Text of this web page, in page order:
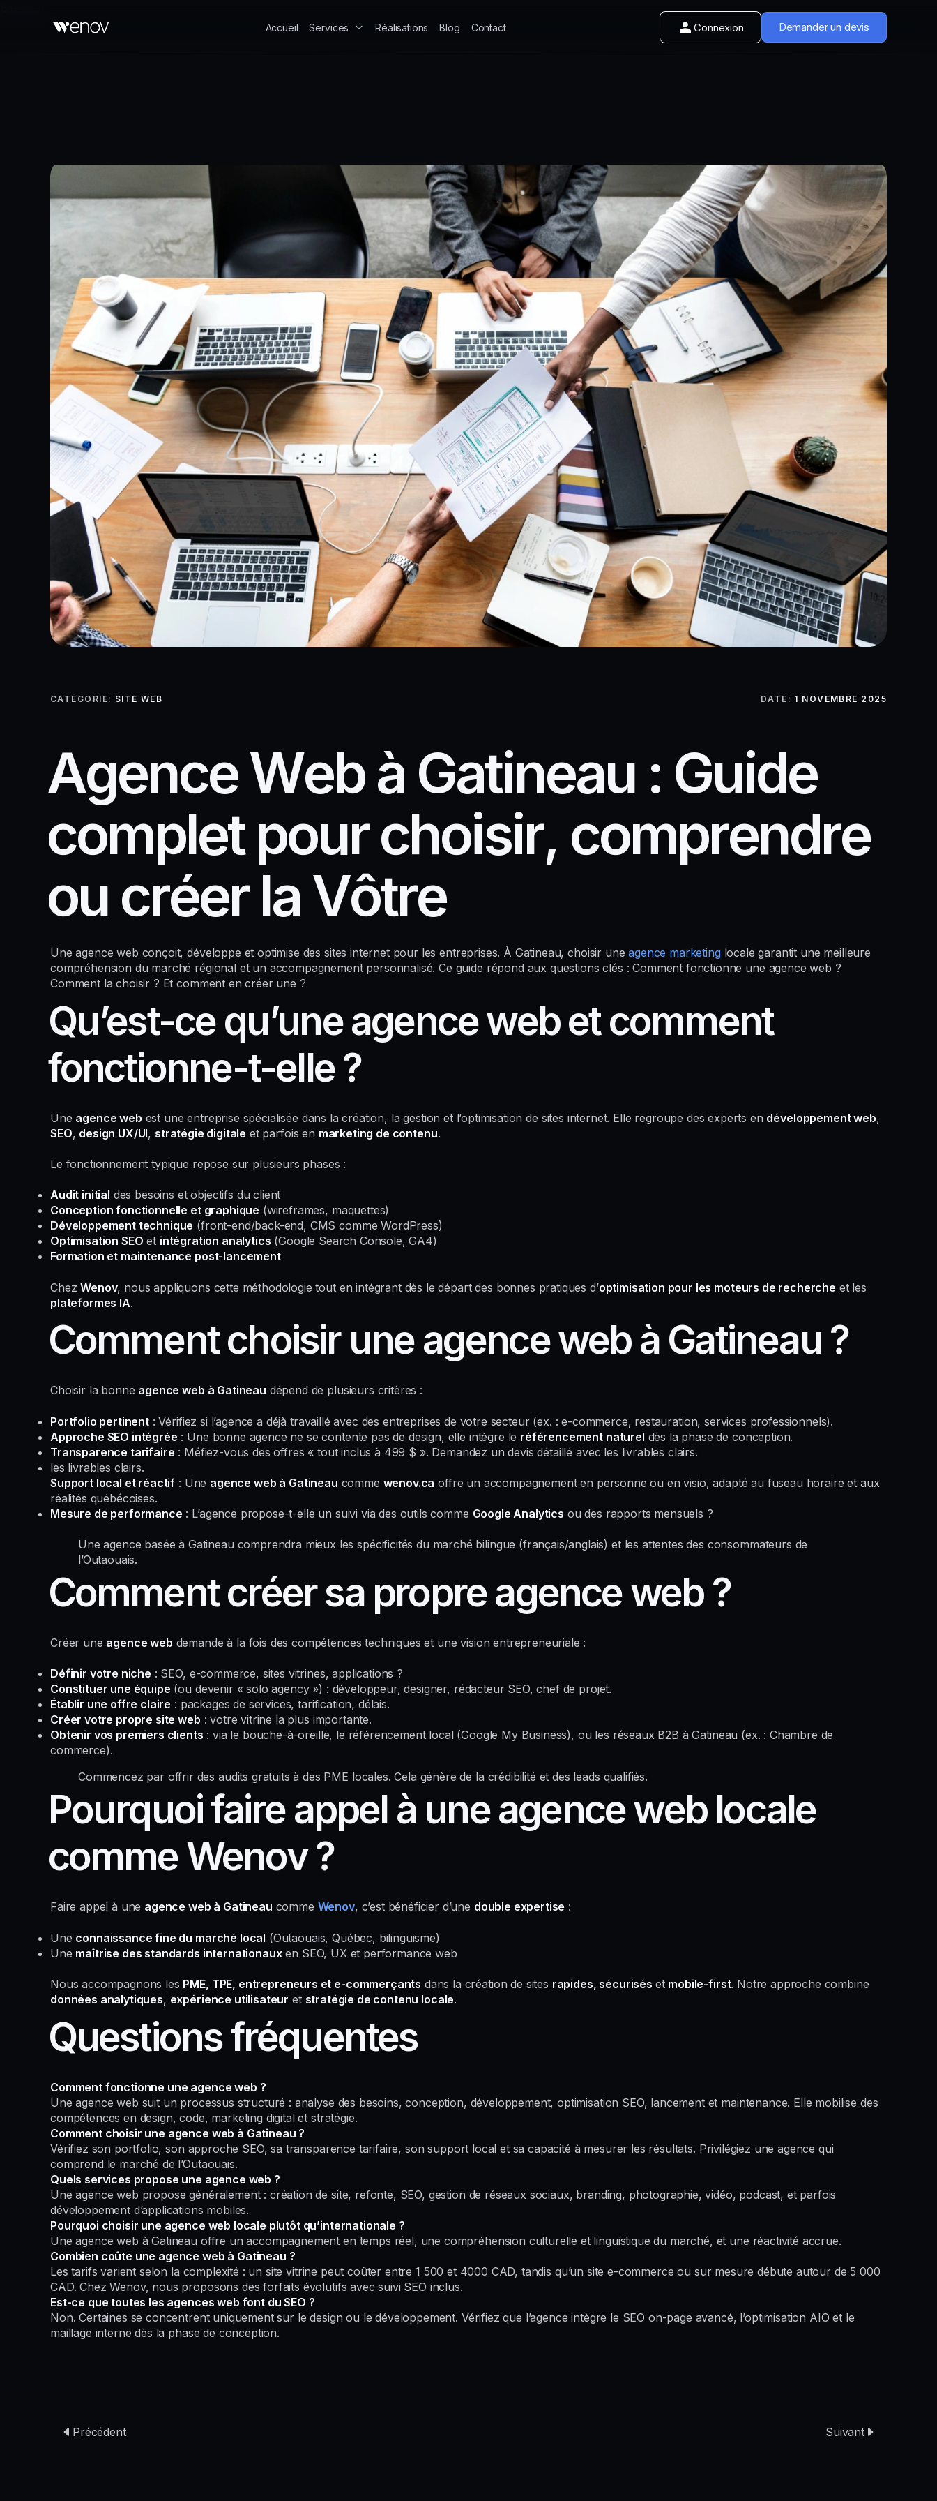
Accueil Services Réalisations Blog Contact Connexion Demander un devis
CATÉGORIE: SITE WEB DATE: 1 NOVEMBRE 2025
AgenceWebà Gatineau : Guide
complet pourchoisir, comprendre
ou créer laVôtre
Une agence web conçoit, développe et optimise des sites internet pour les entreprises. À Gatineau, choisir uneagence marketinglocale garantit une meilleure
compréhension du marché régional et un accompagnement personnalisé. Ce guide répond aux questions clés : Comment fonctionne une agence web ?
Comment la choisir ? Et comment en créer une ?
Qu’est-ce qu’une agence web et comment
fonctionne-t-elle ?
Une agence web est une entreprise spécialisée dans la création, la gestion et l’optimisation de sites internet. Elle regroupe des experts en développement web,
SEO, design UX/UI, stratégie digitale et parfois en marketing de contenu.
Le fonctionnement typique repose sur plusieurs phases :
Audit initial des besoins et objectifs du client
Conception fonctionnelle et graphique (wireframes, maquettes)
Développement technique (front-end/back-end, CMS comme WordPress)
Optimisation SEO et intégration analytics (Google Search Console, GA4)
Formation et maintenance post-lancement
ChezWenov, nous appliquons cette méthodologie tout en intégrant dès le départ des bonnes pratiques d’optimisation pour les moteurs de recherche et les
plateformes IA.
Comment choisir une agence web à Gatineau ?
Choisir la bonne agence web à Gatineau dépend de plusieurs critères :
Portfolio pertinent: Vérifiez si l’agence a déjà travaillé avec des entreprises de votre secteur (ex. : e-commerce, restauration, services professionnels).
Approche SEO intégrée : Une bonne agence ne se contente pas de design, elle intègre le référencement naturel dès la phase de conception.
Transparence tarifaire : Méfiez-vous des offres « tout inclus à 499 $ ». Demandez un devis détaillé avec les livrables clairs.
les livrables clairs.
Support local et réactif : Une agence web à Gatineau comme wenov.ca offre un accompagnement en personne ou en visio, adapté au fuseau horaire et aux
réalités québécoises.
Mesure de performance : L’agence propose-t-elle un suivi via des outils comme Google Analytics ou des rapports mensuels ?
Une agence basée à Gatineau comprendra mieux les spécificités du marché bilingue (français/anglais) et les attentes des consommateurs de
l’Outaouais.
Comment créer sa propre agence web ?
Créer une agence web demande à la fois des compétences techniques et une vision entrepreneuriale :
Définir votre niche : SEO, e-commerce, sites vitrines, applications ?
Constituer une équipe (ou devenir « solo agency ») : développeur, designer, rédacteur SEO, chef de projet.
Établir une offre claire : packages de services, tarification, délais.
Créer votre propre site web : votre vitrine la plus importante.
Obtenir vos premiers clients : via le bouche-à-oreille, le référencement local (Google My Business), ou les réseaux B2B à Gatineau (ex. : Chambre de
commerce).
Commencez par offrir des audits gratuits à des PME locales. Cela génère de la crédibilité et des leads qualifiés.
Pourquoi faire appel à une agence web locale
comme Wenov ?
Faire appel à une agence web à Gatineau comme Wenov, c’est bénéficier d’une double expertise :
Une connaissance fine du marché local (Outaouais, Québec, bilinguisme)
Une maîtrise des standards internationauxen SEO, UX et performance web
Nous accompagnons les PME, TPE, entrepreneurs et e-commerçants dans la création de sites rapides, sécurisés et mobile-first. Notre approche combine
données analytiques, expérience utilisateur et stratégie de contenu locale.
Questions fréquentes
Comment fonctionne une agence web ?
Une agence web suit un processus structuré : analyse des besoins, conception, développement, optimisation SEO, lancement et maintenance. Elle mobilise des
compétences en design, code, marketing digital et stratégie.
Comment choisir une agence web à Gatineau ?
Vérifiez son portfolio, son approche SEO, sa transparence tarifaire, son support local et sa capacité à mesurer les résultats. Privilégiez une agence qui
comprend le marché de l’Outaouais.
Quels services propose une agence web ?
Une agence web propose généralement : création de site, refonte, SEO, gestion de réseaux sociaux, branding, photographie, vidéo, podcast, et parfois
développement d’applications mobiles.
Pourquoi choisir une agence web locale plutôt qu’internationale ?
Une agence web à Gatineau offre un accompagnement en temps réel, une compréhension culturelle et linguistique du marché, et une réactivité accrue.
Combien coûte une agence web à Gatineau ?
Les tarifs varient selon la complexité : un site vitrine peut coûter entre 1 500 et 4000 CAD, tandis qu’un site e-commerce ou sur mesure débute autour de 5 000
CAD. Chez Wenov, nous proposons des forfaits évolutifs avec suivi SEO inclus.
Est-ce que toutes les agences web font du SEO ?
Non. Certaines se concentrent uniquement sur le design ou le développement. Vérifiez que l’agence intègre le SEO on-page avancé, l’optimisation AIO et le
maillage interne dès la phase de conception.
Précédent Suivant